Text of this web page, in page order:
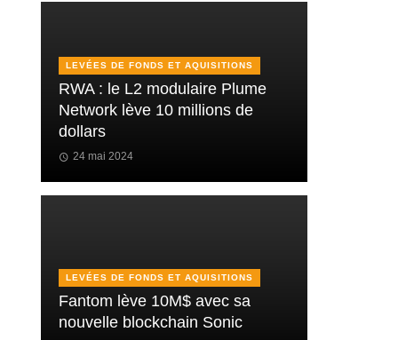
LEVÉES DE FONDS ET AQUISITIONS
RWA : le L2 modulaire Plume
Network lève 10 millions de
dollars
24 mai 2024
LEVÉES DE FONDS ET AQUISITIONS
Fantom lève 10M$ avec sa
nouvelle blockchain Sonic